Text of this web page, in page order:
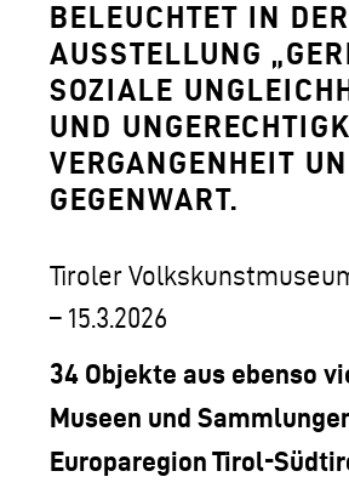
SAMMLUNGS- UND
GESCHÄFTSFÜHRUNG
LOGO DER TLM
KONTAKT
BELEUCHTET IN
AUSSTELLUNG
SOZIALE
UND
VERGANGENHEIT
GEGENWART.
Tiroler
– 15.3.2026
34 Objekte aus ebenso
Museen und
Europaregion Tirol-